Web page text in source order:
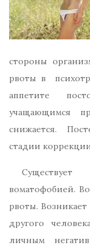
стороны
рвоты в
аппетите
учащающимся
снижается.
стадии
Существует
воматофобией.
рвоты.
другого
личным